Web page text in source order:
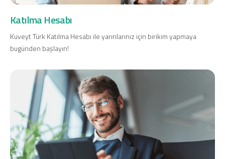
Konut Finansmanı
Ticari Kartlar
Tarım Finansmanı
Leasing
Katılma Hesabı
Kuveyt Türk Katılma Hesabı ile yarınlarınız için birikim yapmaya
bugünden başlayın!